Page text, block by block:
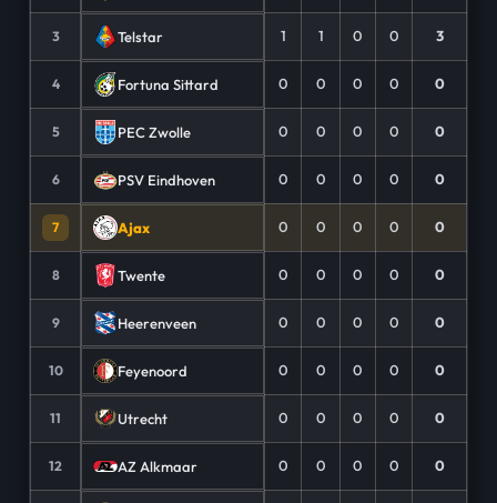
3 Telstar 1 1 0 0 3
4 Fortuna Sittard 0 0 0 0 0
5 PEC Zwolle 0 0 0 0 0
6 PSV Eindhoven 0 0 0 0 0
7 Ajax 0 0 0 0 0
8 Twente 0 0 0 0 0
9 Heerenveen 0 0 0 0 0
10 Feyenoord 0 0 0 0 0
11 Utrecht 0 0 0 0 0
12 AZ Alkmaar 0 0 0 0 0